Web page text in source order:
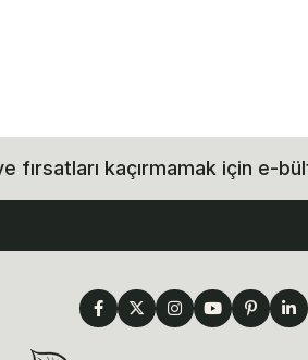
fırsatları kaçırmamak için e-